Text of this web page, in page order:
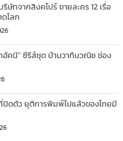
ษัทจากสิงคโปร์ ขายละคร 12 เรื่อ
โลก
กอัคนี” ซีรีส์ชุด บ้านวาทินวณิช ช่อง
ดตัว ยุติการพิมพ์ไปแล้วของไทยมี